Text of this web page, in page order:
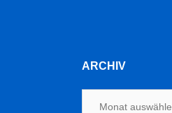
ARCHIV